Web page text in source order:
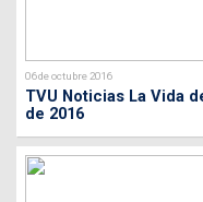
06 de octubre 2016
TVU Noticias La Vida
de 2016